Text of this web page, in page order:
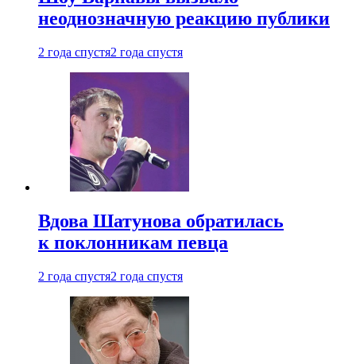
неоднозначную реакцию публики
2 года спустя2 года спустя
Вдова Шатунова обратилась
к поклонникам певца
2 года спустя2 года спустя